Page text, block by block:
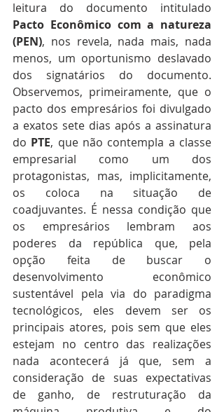
Pacto Econômico com a natureza
(PEN), nos revela, nada mais, nada
menos, um oportunismo deslavado
dos signatários do documento.
Observemos, primeiramente, que o
pacto dos empresários foi divulgado
a exatos sete dias após a assinatura
do PTE, que não contempla a classe
empresarial como um dos
protagonistas, mas, implicitamente,
os coloca na situação de
coadjuvantes. É nessa condição que
os empresários lembram aos
poderes da república que, pela
opção feita de buscar o
desenvolvimento econômico
sustentável pela via do paradigma
tecnológicos, eles devem ser os
principais atores, pois sem que eles
estejam no centro das realizações
nada acontecerá já que, sem a
consideração de suas expectativas
de ganho, de restruturação da